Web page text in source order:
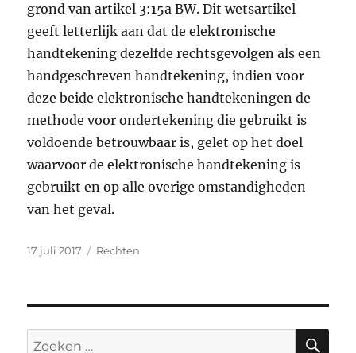
grond van artikel 3:15a BW. Dit wetsartikel
geeft letterlijk aan dat de elektronische
handtekening dezelfde rechtsgevolgen als een
handgeschreven handtekening, indien voor
deze beide elektronische handtekeningen de
methode voor ondertekening die gebruikt is
voldoende betrouwbaar is, gelet op het doel
waarvoor de elektronische handtekening is
gebruikt en op alle overige omstandigheden
van het geval.
Geplaatst
17 juli 2017 Categorieën
Rechten
Zoeken